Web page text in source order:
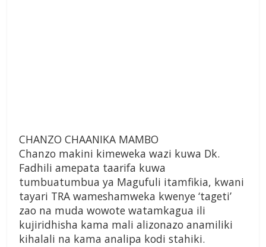
CHANZO CHAANIKA MAMBO
Chanzo makini kimeweka wazi kuwa Dk.
Fadhili amepata taarifa kuwa
tumbuatumbua ya Magufuli itamfikia, kwani
tayari TRA wameshamweka kwenye ‘tageti’
zao na muda wowote watamkagua ili
kujiridhisha kama mali alizonazo anamiliki
kihalali na kama analipa kodi stahiki.